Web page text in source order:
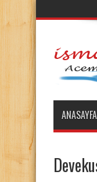
ANASAYFA